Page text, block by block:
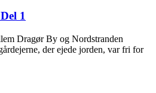
1
Dragør By og Nordstranden
der ejede jorden, var fri for